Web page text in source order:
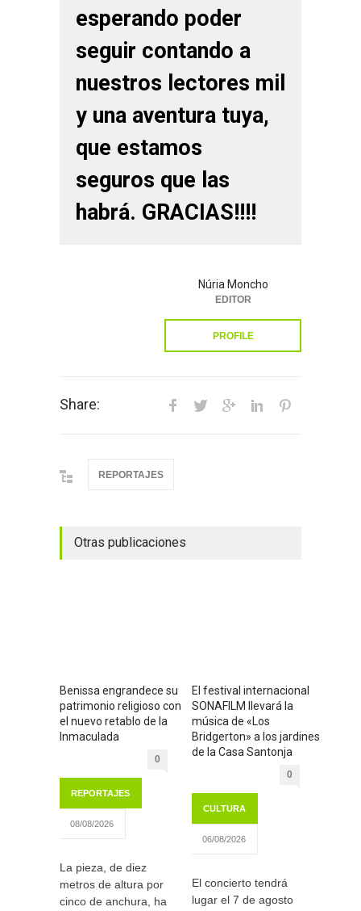
esperando poder
seguir contando a
nuestros lectores mil
y una aventura tuya,
que estamos
seguros que las
habrá. GRACIAS!!!!
Núria Moncho
EDITOR
PROFILE
Share:
REPORTAJES
Otras publicaciones
Benissa engrandece su
patrimonio religioso con
el nuevo retablo de la
Inmaculada
0
REPORTAJES
08/08/2026
La pieza, de diez
metros de altura por
cinco de anchura, ha
El festival internacional
SONAFILM llevará la
música de «Los
Bridgerton» a los jardines
de la Casa Santonja
0
CULTURA
06/08/2026
El concierto tendrá
lugar el 7 de agosto